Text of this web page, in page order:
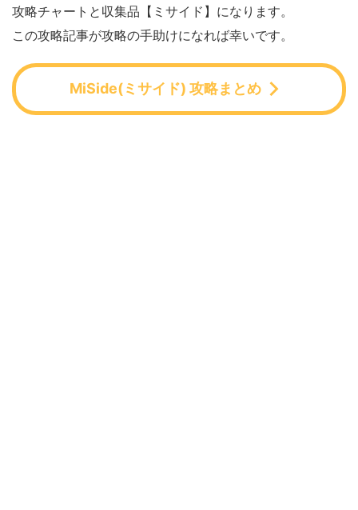
攻略チャートと収集品【ミサイド】になります。
この攻略記事が攻略の手助けになれば幸いです。
MiSide(ミサイド) 攻略まとめ